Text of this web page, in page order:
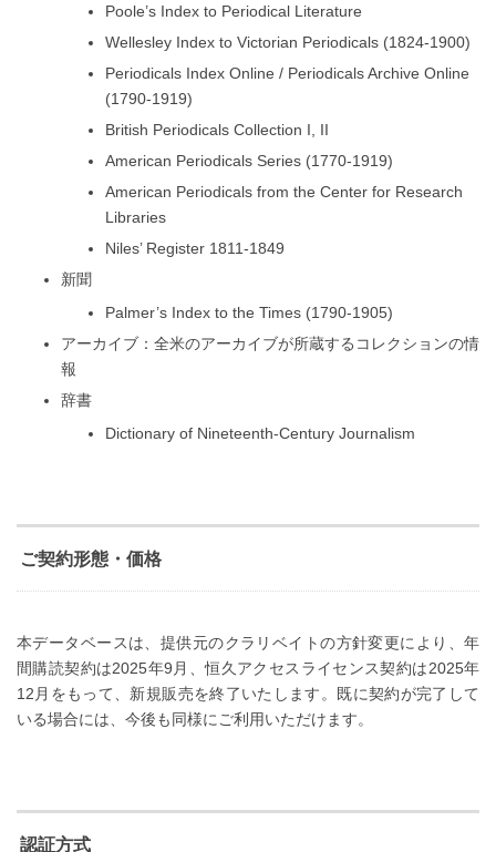
Poole’s Index to Periodical Literature
Wellesley Index to Victorian Periodicals (1824-1900)
Periodicals Index Online / Periodicals Archive Online
(1790-1919)
British Periodicals Collection I, II
American Periodicals Series (1770-1919)
American Periodicals from the Center for Research
Libraries
Niles’ Register 1811-1849
新聞
Palmer’s Index to the Times (1790-1905)
アーカイブ：全米のアーカイブが所蔵するコレクションの情
報
辞書
Dictionary of Nineteenth-Century Journalism
ご契約形態・価格
本データベースは、提供元のクラリベイトの方針変更により、年
間購読契約は2025年9月、恒久アクセスライセンス契約は2025年
12月をもって、新規販売を終了いたします。既に契約が完了して
いる場合には、今後も同様にご利用いただけます。
認証方式